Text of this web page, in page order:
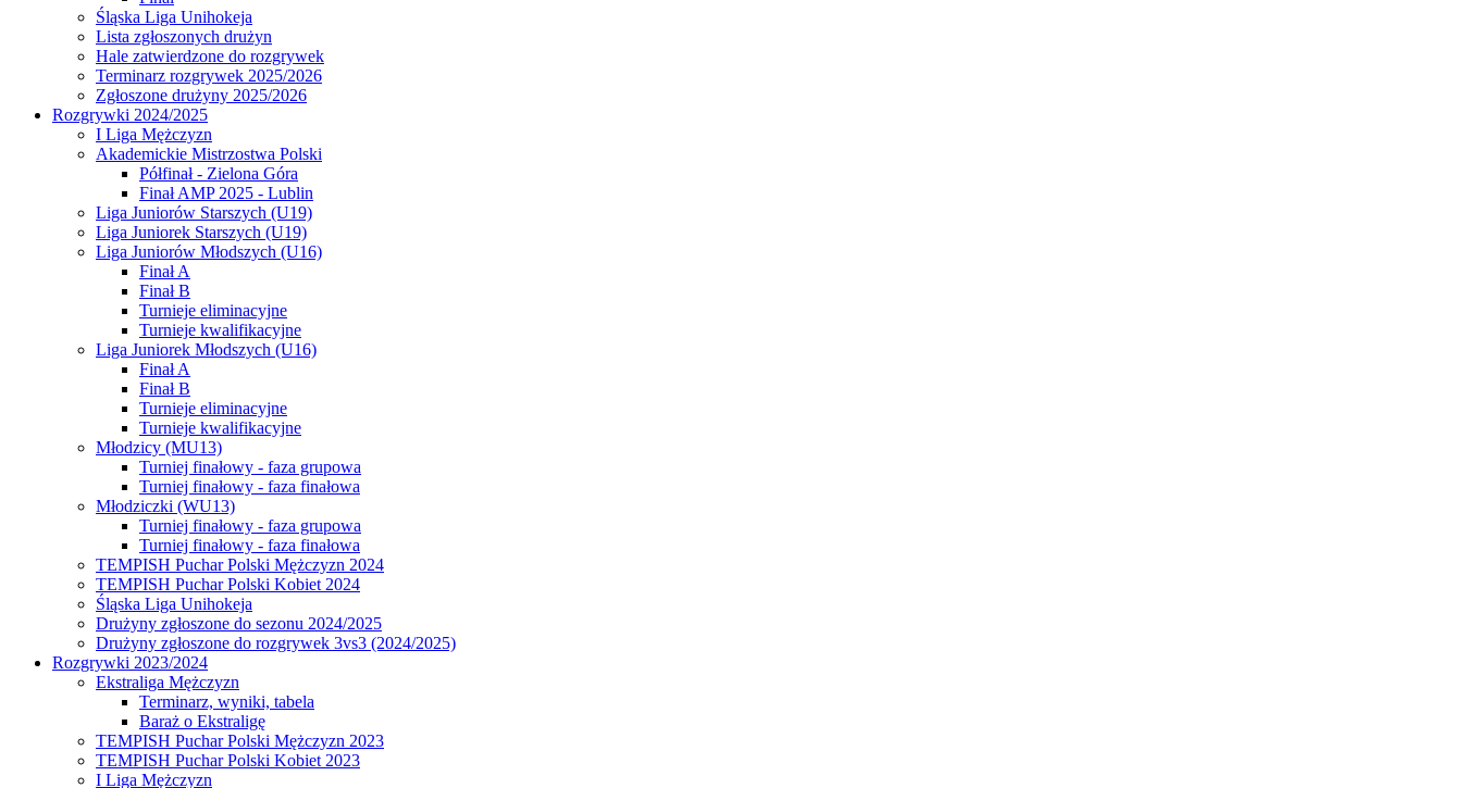
Śląska Liga Unihokeja
Lista zgłoszonych drużyn
Hale zatwierdzone do rozgrywek
Terminarz rozgrywek 2025/2026
Zgłoszone drużyny 2025/2026
Rozgrywki 2024/2025
I Liga Mężczyzn
Akademickie Mistrzostwa Polski
Półfinał - Zielona Góra
Finał AMP 2025 - Lublin
Liga Juniorów Starszych (U19)
Liga Juniorek Starszych (U19)
Liga Juniorów Młodszych (U16)
Finał A
Finał B
Turnieje eliminacyjne
Turnieje kwalifikacyjne
Liga Juniorek Młodszych (U16)
Finał A
Finał B
Turnieje eliminacyjne
Turnieje kwalifikacyjne
Młodzicy (MU13)
Turniej finałowy - faza grupowa
Turniej finałowy - faza finałowa
Młodziczki (WU13)
Turniej finałowy - faza grupowa
Turniej finałowy - faza finałowa
TEMPISH Puchar Polski Mężczyzn 2024
TEMPISH Puchar Polski Kobiet 2024
Śląska Liga Unihokeja
Drużyny zgłoszone do sezonu 2024/2025
Drużyny zgłoszone do rozgrywek 3vs3 (2024/2025)
Rozgrywki 2023/2024
Ekstraliga Mężczyzn
Terminarz, wyniki, tabela
Baraż o Ekstraligę
TEMPISH Puchar Polski Mężczyzn 2023
TEMPISH Puchar Polski Kobiet 2023
I Liga Mężczyzn